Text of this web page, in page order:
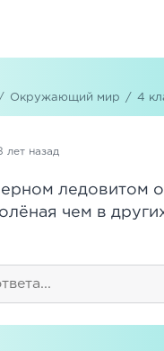
/ Окружающий мир / 4
лет назад
ледовитом
чем в